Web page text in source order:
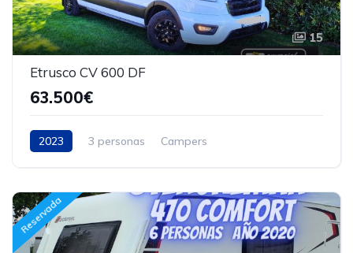
15
Etrusco CV 600 DF
63.500€
2023 3 personas Campers
Reservada